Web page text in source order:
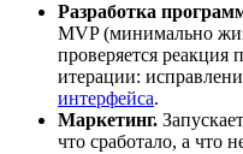
Разработка
MVP (минимально
проверяется
итерации:
интерфейса.
Маркетинг.
что сработало, а что